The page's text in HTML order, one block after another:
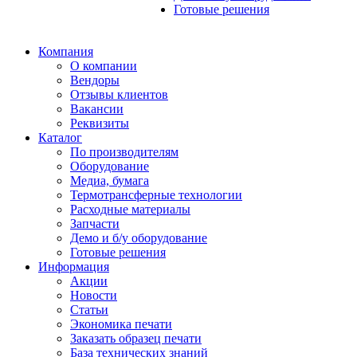
Готовые решения
Компания
О компании
Вендоры
Отзывы клиентов
Вакансии
Реквизиты
Каталог
По производителям
Оборудование
Медиа, бумага
Термотрансферные технологии
Расходные материалы
Запчасти
Демо и б/у оборудование
Готовые решения
Информация
Акции
Новости
Статьи
Экономика печати
Заказать образец печати
База технических знаний